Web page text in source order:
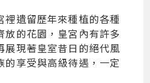
裡遺留歷年來種植的各種
放的花園，皇宮內有許多
展現著皇室昔日的絕代風
的享受與高級待遇，一定